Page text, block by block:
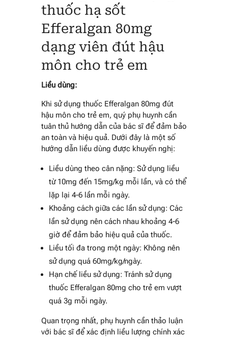
thuốc hạ sốt
Efferalgan 80mg
dạng viên đút hậu
môn cho trẻ em
Liều dùng:
Khi sử dụng thuốc Efferalgan 80mg đút
hậu môn cho trẻ em, quý phụ huynh cần
tuân thủ hướng dẫn của bác sĩ để đảm bảo
an toàn và hiệu quả. Dưới đây là một số
hướng dẫn liều dùng được khuyến nghị:
Liều dùng theo cân nặng: Sử dụng liều
từ 10mg đến 15mg/kg mỗi lần, và có thể
lặp lại 4-6 lần mỗi ngày.
Khoảng cách giữa các lần sử dụng: Các
lần sử dụng nên cách nhau khoảng 4-6
giờ để đảm bảo hiệu quả của thuốc.
Liều tối đa trong một ngày: Không nên
sử dụng quá 60mg/kg/ngày.
Hạn chế liều sử dụng: Tránh sử dụng
thuốc Efferalgan 80mg cho trẻ em vượt
quá 3g mỗi ngày.
Quan trọng nhất, phụ huynh cần thảo luận
với bác sĩ để xác định liều lượng chính xác